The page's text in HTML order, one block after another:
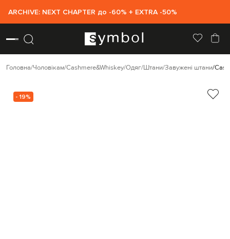
ARCHIVE: NEXT CHAPTER до -60% + EXTRA -50%
Головна Чоловікам Cashmere&Whiskey Одяг Штани Завужені штани
- 19%